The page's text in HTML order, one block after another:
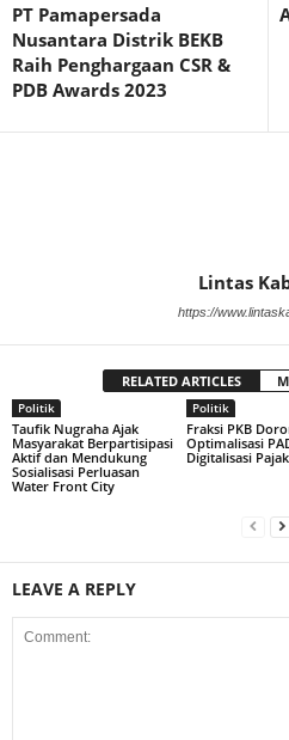
PT Pamapersada
Nusantara Distrik BEKB
Raih Penghargaan CSR &
PDB Awards 2023
Lintas
https://
RELATED ARTICLES
Politik
Taufik Nugraha Ajak
Masyarakat Berpartisipasi
Aktif dan Mendukung
Sosialisasi Perluasan
Water Front City
Politik
Fraksi PKB
Optimalisasi
Digitalisasi Pajak
LEAVE A REPLY